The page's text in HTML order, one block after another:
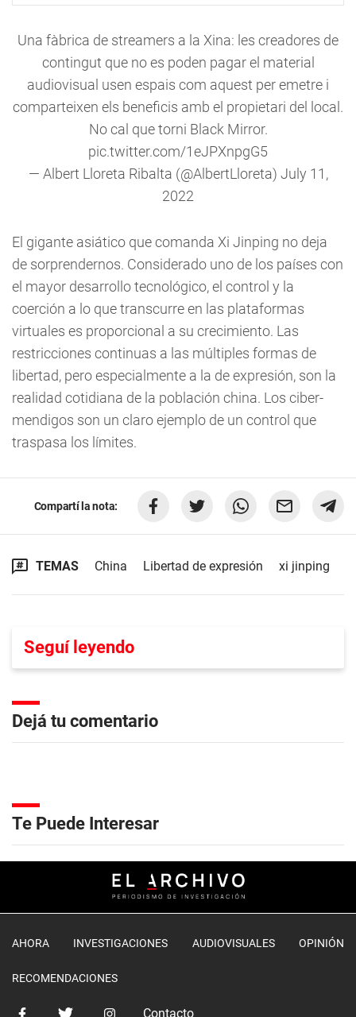
Una fàbrica de streamers a la Xina: les creadores de
contingut que no es poden pagar el material
audiovisual usen espais com aquest per emetre i
comparteixen els beneficis amb el propietari del local.
No cal que torni Black Mirror.
pic.twitter.com/1eJPXnpgG5
— Albert Lloreta Ribalta (@AlbertLloreta) July 11,
2022
El gigante asiático que comanda Xi Jinping no deja
de sorprendernos. Considerado uno de los países con
el mayor desarrollo tecnológico, el control y la
coerción a lo que transcurre en las plataformas
virtuales es proporcional a su crecimiento. Las
restricciones continuas a las múltiples formas de
libertad, pero especialmente a la de expresión, son la
realidad cotidiana de la población china. Los ciber-
mendigos son un claro ejemplo de un control que
traspasa los límites.
Compartí la nota:
TEMAS China Libertad de expresión xi jinping
Seguí leyendo
Dejá tu comentario
Te Puede Interesar
AHORA INVESTIGACIONES AUDIOVISUALES OPINIÓN
RECOMENDACIONES
Contacto